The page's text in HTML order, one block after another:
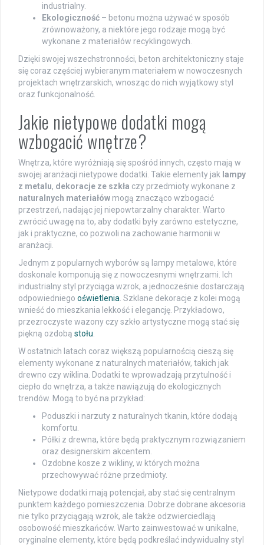
industrialny.
Ekologiczność – betonu można używać w sposób
zrównoważony, a niektóre jego rodzaje mogą być
wykonane z materiałów recyklingowych.
Dzięki swojej wszechstronności, beton architektoniczny staje
się coraz częściej wybieranym materiałem w nowoczesnych
projektach wnętrzarskich, wnosząc do nich wyjątkowy styl
oraz funkcjonalność.
Jakie nietypowe dodatki mogą
wzbogacić wnętrze?
Wnętrza, które wyróżniają się spośród innych, często mają w
swojej aranżacji nietypowe dodatki. Takie elementy jak lampy
z metalu, dekoracje ze szkła czy przedmioty wykonane z
naturalnych materiałów mogą znacząco wzbogacić
przestrzeń, nadając jej niepowtarzalny charakter. Warto
zwrócić uwagę na to, aby dodatki były zarówno estetyczne,
jak i praktyczne, co pozwoli na zachowanie harmonii w
aranżacji.
Jednym z popularnych wyborów są lampy metalowe, które
doskonale komponują się z nowoczesnymi wnętrzami. Ich
industrialny styl przyciąga wzrok, a jednocześnie dostarczają
odpowiedniego oświetlenia . Szklane dekoracje z kolei mogą
wnieść do mieszkania lekkość i elegancję. Przykładowo,
przezroczyste wazony czy szkło artystyczne mogą stać się
piękną ozdobą stołu
W ostatnich latach coraz większą popularnością cieszą się
elementy wykonane z naturalnych materiałów, takich jak
drewno czy wiklina. Dodatki te wprowadzają przytulność i
ciepło do wnętrza, a także nawiązują do ekologicznych
trendów. Mogą to być na przykład:
Poduszki i narzuty z naturalnych tkanin, które dodają
komfortu.
Półki z drewna, które będą praktycznym rozwiązaniem
oraz designerskim akcentem.
Ozdobne kosze z wikliny, w których można
przechowywać różne przedmioty.
Nietypowe dodatki mają potencjał, aby stać się centralnym
punktem każdego pomieszczenia. Dobrze dobrane akcesoria
nie tylko przyciągają wzrok, ale także odzwierciedlają
osobowość mieszkańców. Warto zainwestować w unikalne,
oryginalne elementy, które będą podkreślać indywidualny styl